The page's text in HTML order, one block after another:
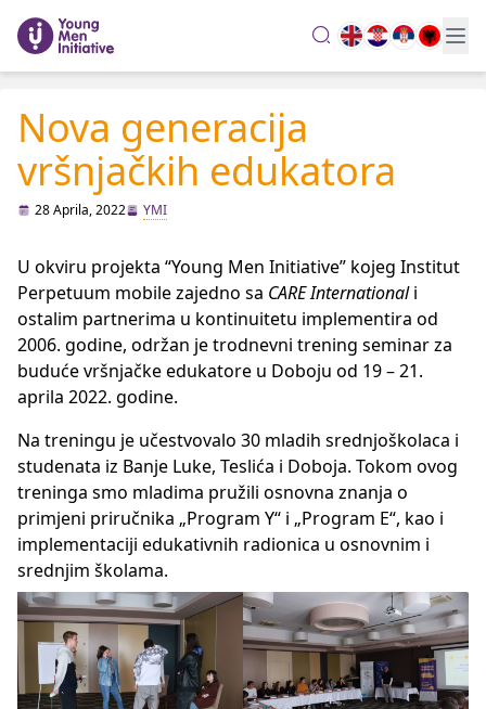
search
Nova generacija
vršnjačkih edukatora
28 Aprila, 2022 YMI
U okviru projekta “Young Men Initiative” kojeg Institut
Perpetuum mobile zajedno sa CAREInternationali
ostalim partnerima u kontinuitetu implementira od
2006. godine, održan je trodnevni trening seminar za
buduće vršnjačke edukatore u Doboju od 19 – 21.
aprila 2022. godine.
Na treningu je učestvovalo 30 mladih srednjoškolaca i
studenata iz Banje Luke, Teslića i Doboja. Tokom ovog
treninga smo mladima pružili osnovna znanja o
primjeni priručnika „Program Y“ i „Program E“, kao i
implementaciji edukativnih radionica u osnovnim i
srednjim školama.